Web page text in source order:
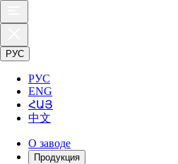
РУС
РУС
ENG
ՀԱՅ
中文
О заводе
Продукция